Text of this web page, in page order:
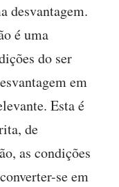
desvantagem.
é uma
do ser
em
Esta é
de
as condições
se em